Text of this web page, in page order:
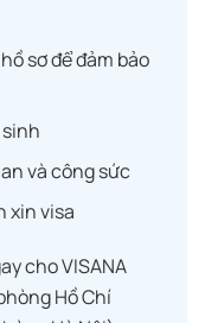
sơ để đảm bảo
và công sức
xin visa
cho VISANA
Hồ Chí